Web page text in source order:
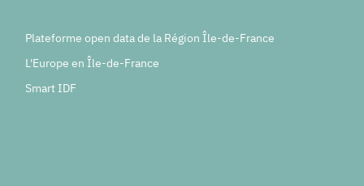
Plateforme open data de la Région Île-de-France
L'Europe en Île-de-France
Smart IDF